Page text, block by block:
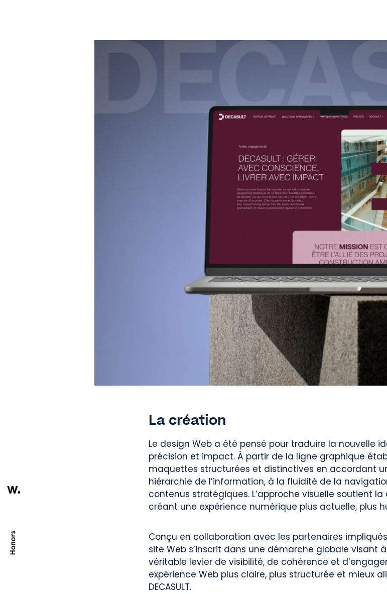
La création
Le design Web a été pensé pour traduire la nouvelle
précision et impact. À partir de la ligne graphique
maquettes structurées et distinctives en accordant
hiérarchie de l’information, à la fluidité de la
contenus stratégiques. L’approche visuelle soutient
créant une expérience numérique plus actuelle, plus
Conçu en collaboration avec les partenaires
site Web s’inscrit dans une démarche globale visant
véritable levier de visibilité, de cohérence et
expérience Web plus claire, plus structurée et mieux
DECASULT.